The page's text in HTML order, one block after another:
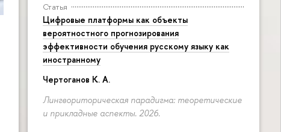
Статья
Цифровые платформы как объекты
вероятностного прогнозирования
эффективности обучения русскому языку как
иностранному
Чертоганов К. А.
Лингвориторическая парадигма: теоретические
и прикладные аспекты. 2026.